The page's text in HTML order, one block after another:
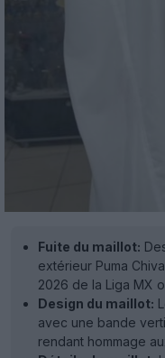
Fuite du maillot:
extérieur Puma
2026 de la Liga MX
Design du maillot:
avec une bande
rendant hommage